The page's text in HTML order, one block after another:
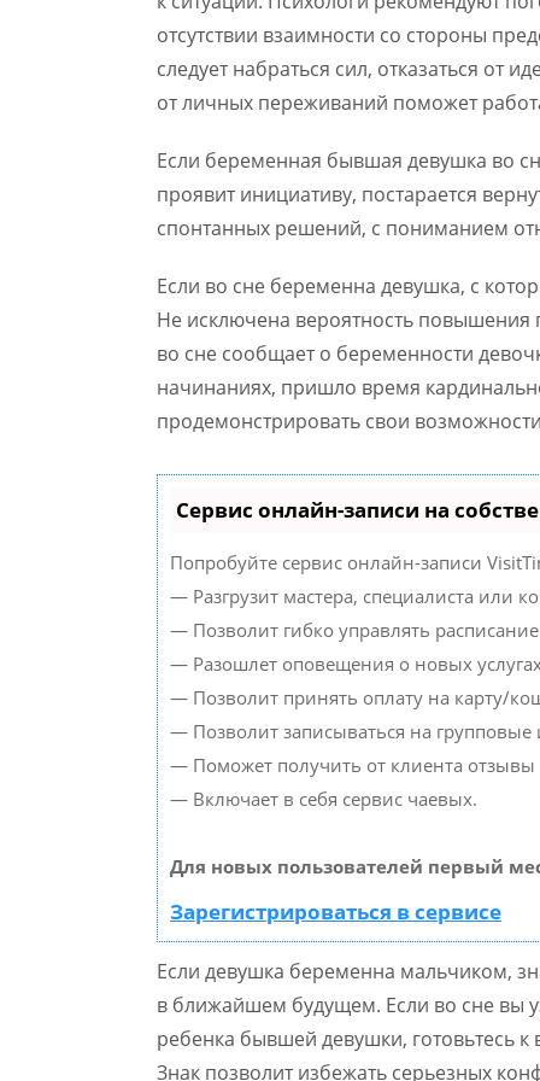
отсутствии взаимности со стороны
следует набраться сил, отказаться от
от личных переживаний поможет
Если беременная бывшая девушка во
проявит инициативу, постарается
спонтанных решений, с пониманием
Если во сне беременна девушка, с
Не исключена вероятность
во сне сообщает о беременности
начинаниях, пришло время
продемонстрировать свои
Сервис онлайн-записи на
Попробуйте сервис онлайн-записи
— Разгрузит мастера, специалиста или
— Позволит гибко управлять
— Разошлет оповещения о новых
— Позволит принять оплату на карту/
— Позволит записываться на
— Поможет получить от клиента отзывы
— Включает в себя сервис чаевых.
Для новых пользователей первый
Зарегистрироваться в сервисе
Если девушка беременна мальчиком,
в ближайшем будущем. Если во сне вы
ребенка бывшей девушки, готовьтесь
Знак позволит избежать серьезных